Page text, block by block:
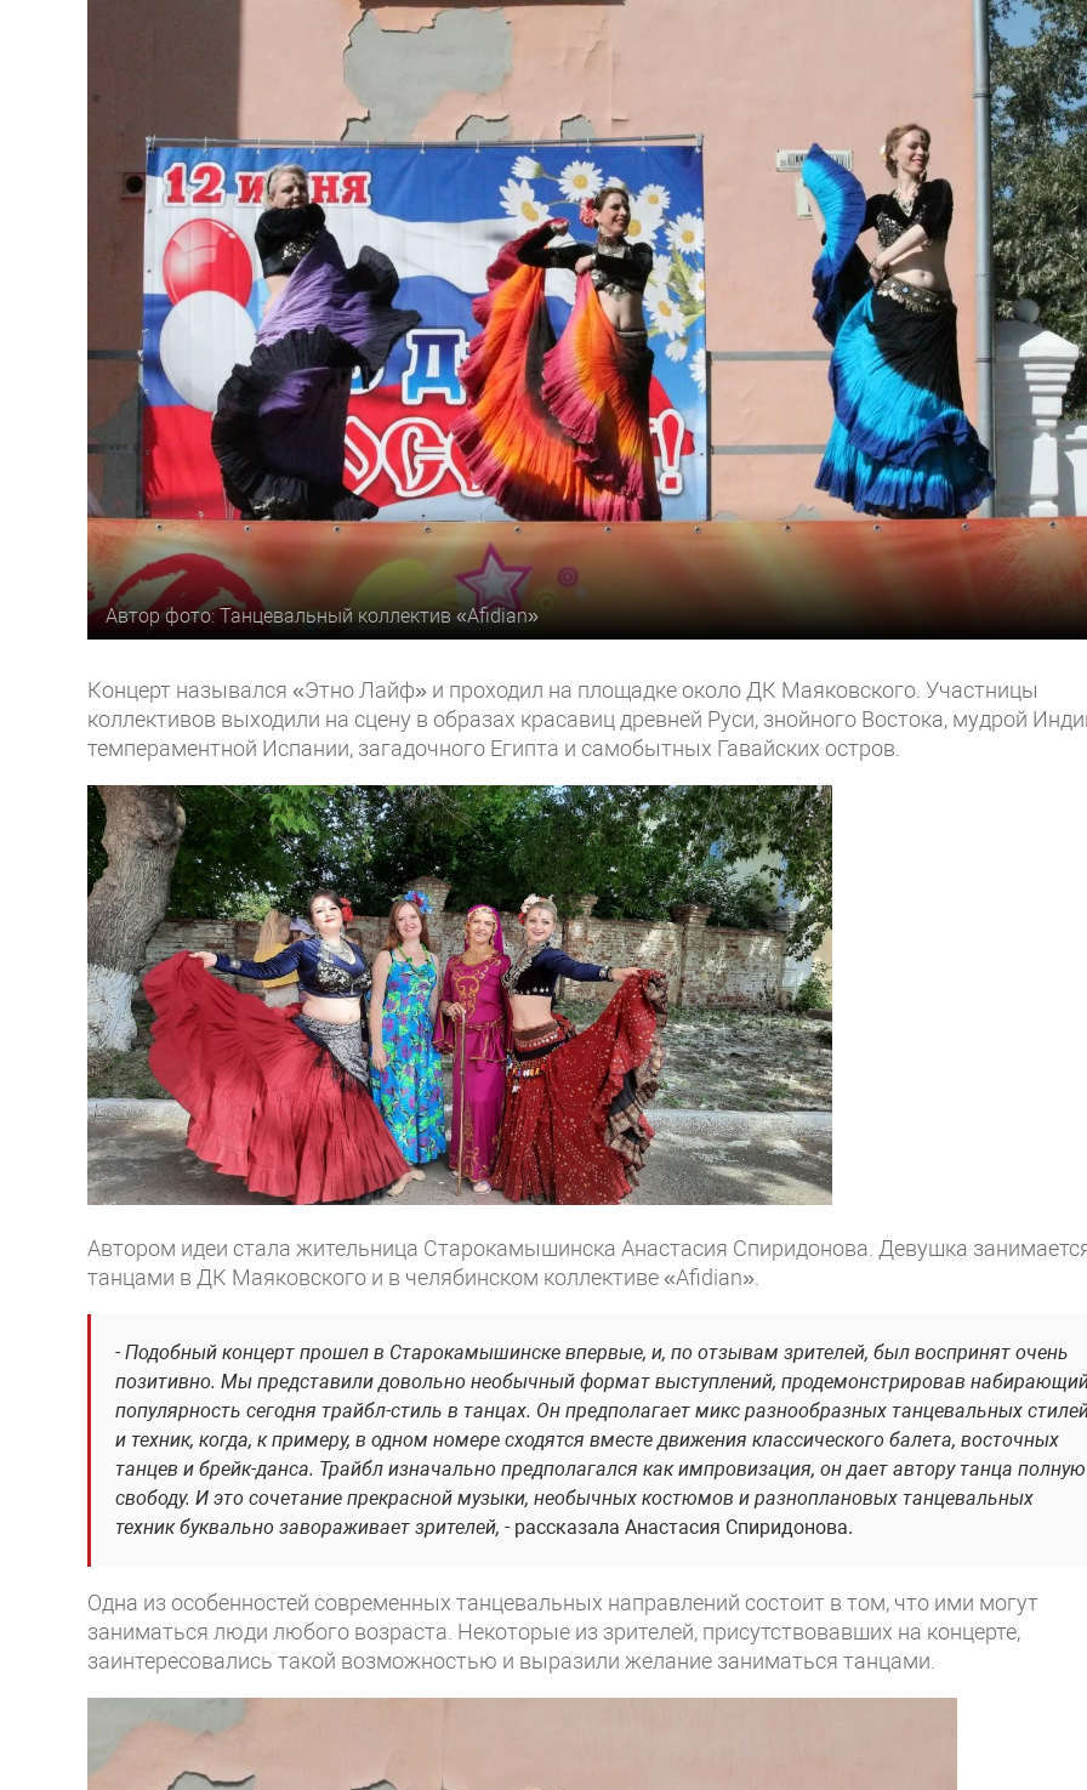
Автор фото: Танцевальный коллектив «Afidian»
Концерт назывался «Этно Лайф» и проходил на площадке около ДК Маяковского. Участницы
коллективов выходили на сцену в образах красавиц древней Руси, знойного Востока, мудрой
темпераментной Испании, загадочного Египта и самобытных Гавайских остров.
Автором идеи стала жительница Старокамышинска Анастасия Спиридонова. Девушка
танцами в ДК Маяковского и в челябинском коллективе «Afidian».
- Подобный концерт прошел в Старокамышинске впервые, и, по отзывам зрителей, был воспринят очень
позитивно. Мы представили довольно необычный формат выступлений, продемонстрировав
популярность сегодня трайбл-стиль в танцах. Он предполагает микс разнообразных танцевальных
и техник, когда, к примеру, в одном номере сходятся вместе движения классического балета, восточных
танцев и брейк-данса. Трайбл изначально предполагался как импровизация, он дает автору танца полную
свободу. И это сочетание прекрасной музыки, необычных костюмов и разноплановых танцевальных
техник буквально завораживает зрителей, - рассказала Анастасия Спиридонова.
Одна из особенностей современных танцевальных направлений состоит в том, что ими могут
заниматься люди любого возраста. Некоторые из зрителей, присутствовавших на концерте,
заинтересовались такой возможностью и выразили желание заниматься танцами.